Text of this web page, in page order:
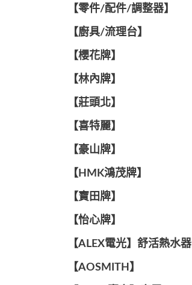
【零件/配件/調整器】
【廚具/流理台】
【櫻花牌】
【林內牌】
【莊頭北】
【喜特麗】
【豪山牌】
【HMK鴻茂牌】
【寶田牌】
️【怡心牌】️
️️【ALEX電光】舒活熱水器️️
【AOSMITH】